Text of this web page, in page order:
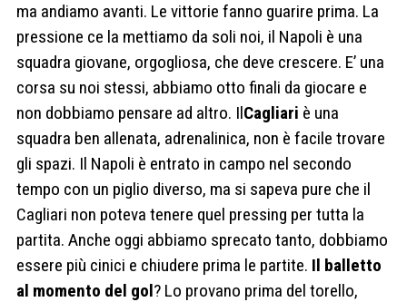
ma andiamo avanti. Le vittorie fanno guarire prima. La
pressione ce la mettiamo da soli noi, il Napoli è una
squadra giovane, orgogliosa, che deve crescere. E’ una
corsa su noi stessi, abbiamo otto finali da giocare e
non dobbiamo pensare ad altro. IlCagliari è una
squadra ben allenata, adrenalinica, non è facile trovare
gli spazi. Il Napoli è entrato in campo nel secondo
tempo con un piglio diverso, ma si sapeva pure che il
Cagliari non poteva tenere quel pressing per tutta la
partita. Anche oggi abbiamo sprecato tanto, dobbiamo
essere più cinici e chiudere prima le partite. Il balletto
al momento del gol? Lo provano prima del torello,